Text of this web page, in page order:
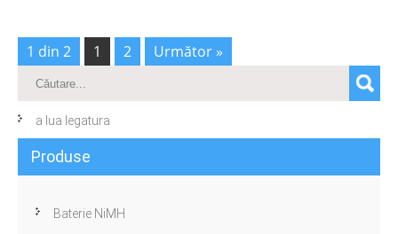
1 din 2 1 2 Următor »
a lua legatura
Produse
Baterie NiMH